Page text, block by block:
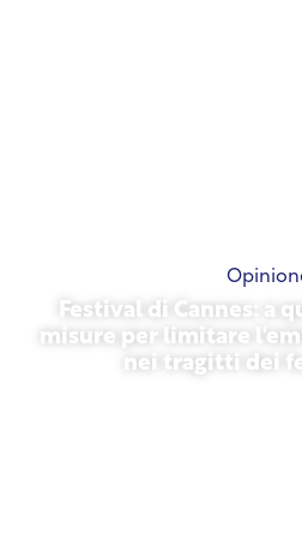
Festival di Cannes: a
misure per limitare
nei tragitti dei